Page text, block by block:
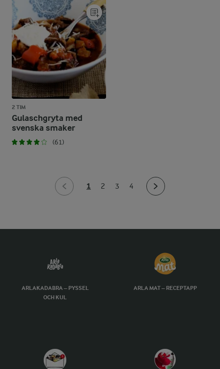
2 TIM
Gulaschgryta med
svenska smaker
(61)
1 2 3 4
ARLAKADABRA – PYSSEL
OCH KUL
ARLA MAT – RECEPTAPP